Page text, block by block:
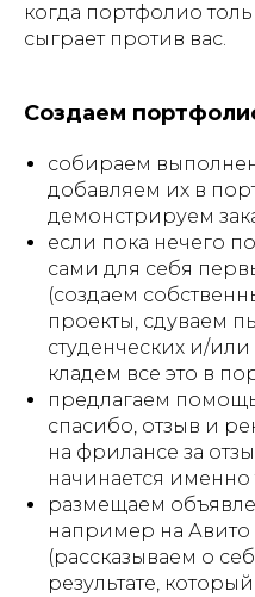
когда портфолио
сыграет против вас.
Создаем
собираем
добавляем их в
демонстрируем
если пока нечего
сами для себя
(создаем
проекты, сдуваем
студенческих и/
кладем все это в
предлагаем
спасибо, отзыв и
на фрилансе за
начинается именно
размещаем
например на Авито
(рассказываем о
результате,